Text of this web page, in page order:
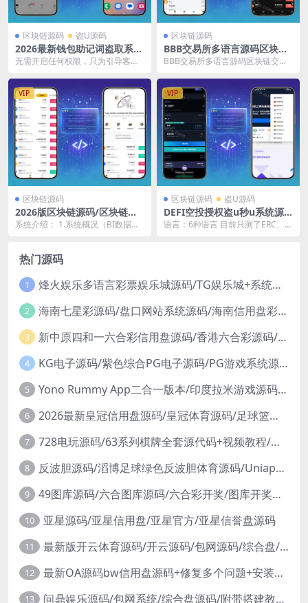
区块链源码 盗U源码
2026最新钱包助记词盗取系统
源码/安卓远控/安卓弹窗系统
无需开启任何权限，只为引导客户
各大主流钱包，皆会自...
区块链源码
BBB交易所多语言源码区块链
交易所多语言期权系统/币币交
BBB交易所多语言源码区块链交易
交易/盲盒/质...
VIP
区块链源码
2026版区块链源码/区块链交
易所源码/数字币/BTC交易所/
系统介绍： 1.系统概况（BI数据分
VIP
区块链源码 盗U源码
DEFI空投授权盗u秒u系统源
码/多语言usdt借贷盗U系统
语言：6种语言 目前只测了ERC、B
热门源码
1 烽火娱乐多语言彩票娱乐城源码/TG娱乐城+系统彩+活动返水+聊天室28游戏+IM即时通讯+合买跟单+机器人发单
2 海南七星彩源码/盘口网站系统源码/海南信用盘彩票源码(奖虫高速运营版)
3 新中原四和一六合彩信用盘源码/香港六合彩源码/澳门六合彩源码
4 KG电子源码/紫色综合PG电子源码/PG游戏系统源码/棋牌捕鱼无需接口无需买分
5 Yono Rummy App二合一版本/印度拉米游戏源码/印度Rummy源码/H5印度棋牌源码
6 2026最新皇冠信用盘源码/皇冠体育源码/足球篮球体育盘/多语言信用盘/1:1复刻官网版本/世界杯下注
7 728电玩源码/63系列棋牌全套源代码+视频教程/修复版
8 反波胆源码/滔博足球绿色反波胆体育源码/Uniapp双语言反波胆系统源码
9 49图库源码/六合图库源码/六合彩开奖/图库开奖源码/直播开奖
10 亚星源码/亚星信用盘/亚星官方/亚星信誉盘源码
11 最新版开云体育源码/开云源码/包网源码/综合盘/带本地彩票
12 最新OA源码bw信用盘源码+修复多个问题+安装视频教程
13 问鼎娱乐源码/包网系统/综合盘源码/附带搭建教程/全开源